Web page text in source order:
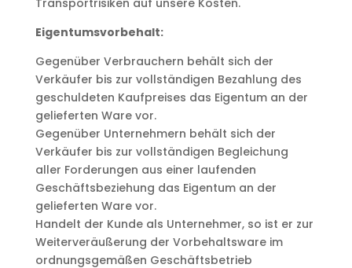
Eigentumsvorbehalt:
Gegenüber Verbrauchern behält sich der
Verkäufer bis zur vollständigen Bezahlung des
geschuldeten Kaufpreises das Eigentum an der
gelieferten Ware vor.
Gegenüber Unternehmern behält sich der
Verkäufer bis zur vollständigen Begleichung
aller Forderungen aus einer laufenden
Geschäftsbeziehung das Eigentum an der
gelieferten Ware vor.
Handelt der Kunde als Unternehmer, so ist er zur
Weiterveräußerung der Vorbehaltsware im
ordnungsgemäßen Geschäftsbetrieb